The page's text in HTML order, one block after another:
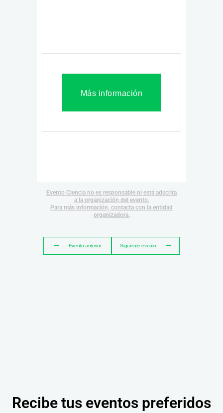
Más información
Evento Ciencia no es responsable ni está adscrita
a la organización del evento.
Para más información, contacta con la entidad
organizadora.
Evento anterior Siguiente evento
Recibe tus eventos preferidos